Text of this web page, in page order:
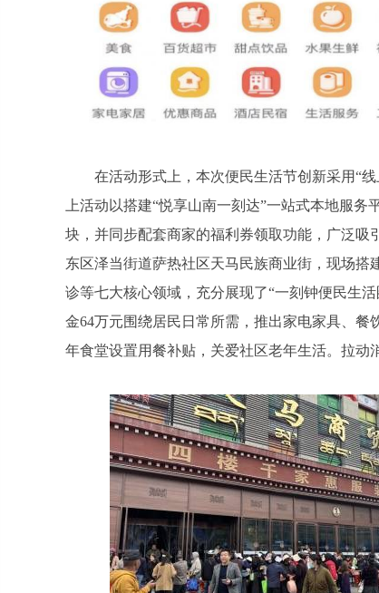
在活动形式上，本次便民生活节创新采用“
上活动以搭建“悦享山南一刻达”一站式本地服
块，并同步配套商家的福利券领取功能，广泛
东区泽当街道萨热社区天马民族商业街，现场
诊等七大核心领域，充分展现了“一刻钟便民生
金64万元围绕居民日常所需，推出家电家具、
年食堂设置用餐补贴，关爱社区老年生活。拉动